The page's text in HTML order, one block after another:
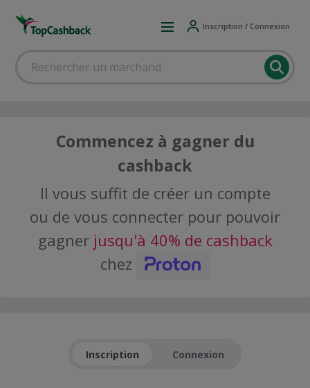
Inscription / Connexion
Commencez à gagner du
cashback
Il vous suffit de créer un compte
ou de vous connecter pour pouvoir
gagner jusqu'à 40% de cashback
chez
Inscription Connexion